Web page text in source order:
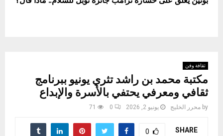
ثقافة وفن
مكتبة محمد بن راشد تثري يونيو ببرنامج
ثقافي ومعرفي يحتفي بالأسرة والإبداع
by محرر الخليج يونيو 2, 2026 0
71
SHARE
0